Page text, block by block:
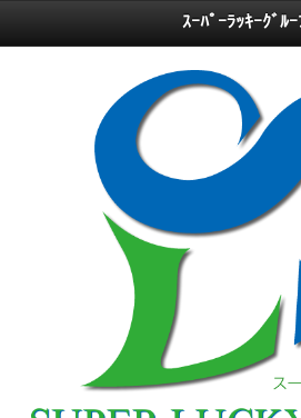
ｽｰﾊﾟｰﾗｯｷｰｸﾞﾙｰ